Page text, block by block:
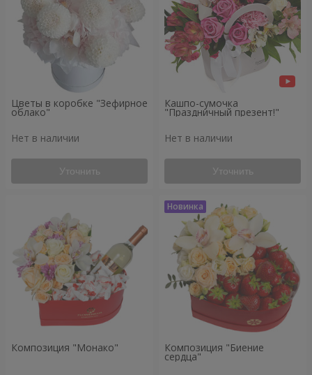
Цветы в коробке "Зефирное
облако"
Нет в наличии
Уточнить
Кашпо-сумочка
"Праздничный презент!"
Нет в наличии
Уточнить
Композиция "Монако" Композиция "Биение
сердца"